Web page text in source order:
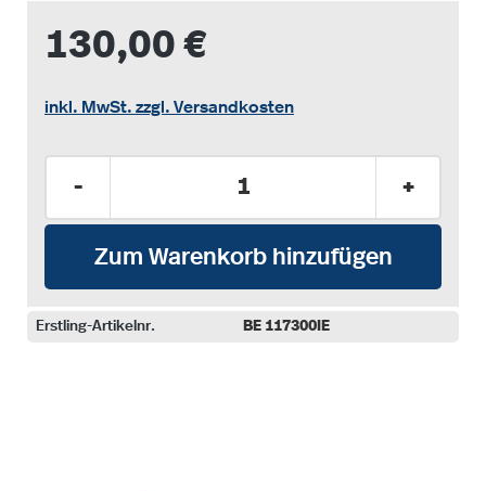
130,00 €
inkl. MwSt. zzgl. Versandkosten
- +
Zum Warenkorb hinzufügen
Erstling-Artikelnr. BE 117300IE